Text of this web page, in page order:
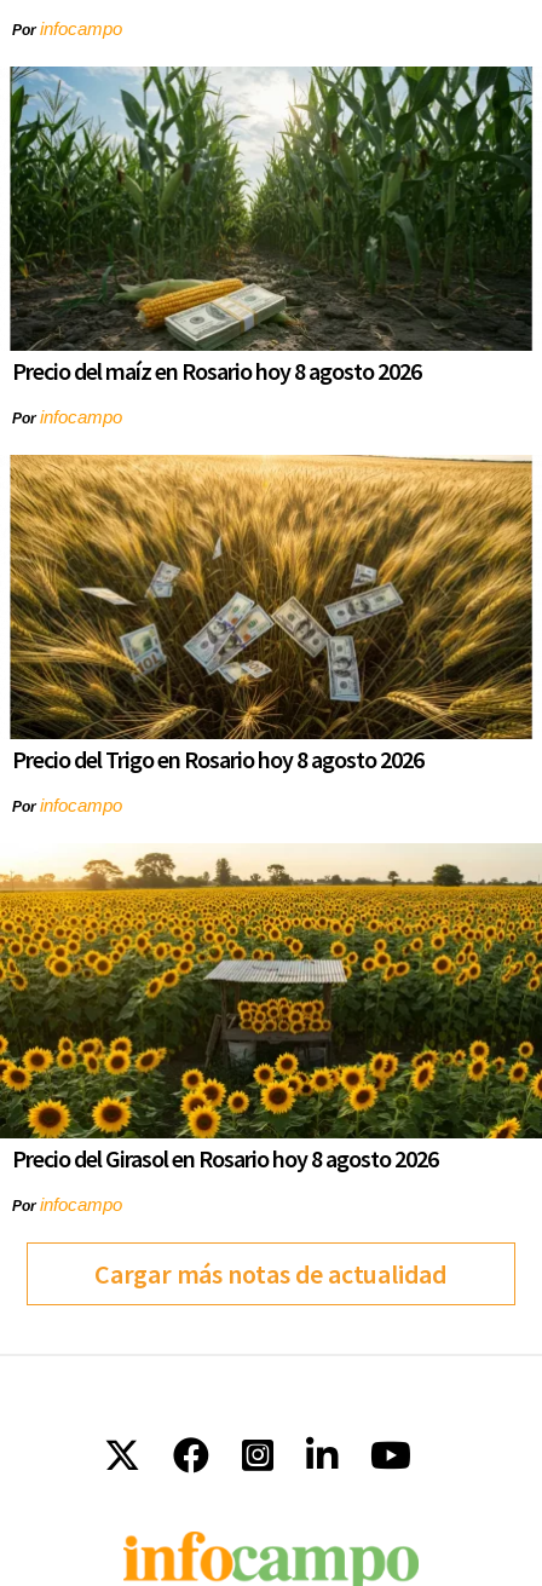
Porinfocampo
Precio del maíz en Rosario hoy 8 agosto 2026
Porinfocampo
Precio del Trigo en Rosario hoy 8 agosto 2026
Porinfocampo
Precio del Girasol en Rosario hoy 8 agosto 2026
Porinfocampo
Cargar más notas de actualidad